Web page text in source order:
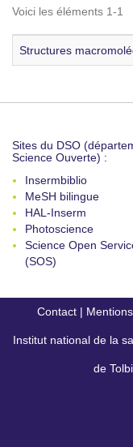
Voici les éléments 1-1
Structures
Sites du DSO
Science Ouverte) :
Insermbiblio
MeSH bilingue
HAL-Inserm
Photoscience
Science Open
(SOS)
Contact |
Institut national de la
de